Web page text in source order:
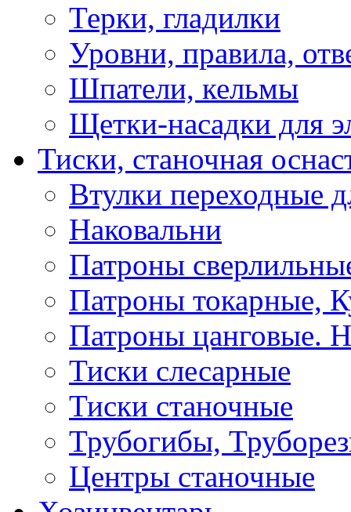
Терки, гладилки
Уровни, правила,
Шпатели, кельмы
Щетки-насадки для
Тиски, станочная
Втулки переходные
Наковальни
Патроны
Патроны токарные,
Патроны цанговые.
Тиски слесарные
Тиски станочные
Трубогибы,
Центры станочные